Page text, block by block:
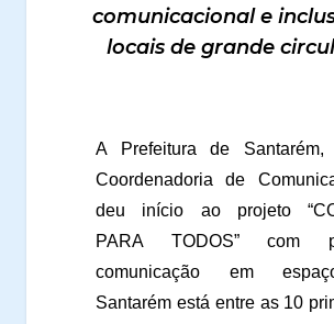
comunicacional e
locais de grande
A Prefeitura de
Coordenadoria de
deu início ao projeto
PARA TODOS” com
comunicação em
Santarém está entre as 10